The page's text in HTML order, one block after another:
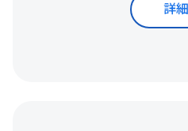
詳細